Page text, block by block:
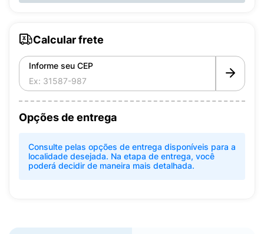
Calcular frete
Informe seu CEP
Opções de entrega
Consulte pelas opções de entrega disponíveis para a
localidade desejada. Na etapa de entrega, você
poderá decidir de maneira mais detalhada.